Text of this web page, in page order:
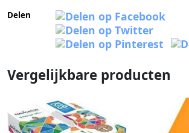
Delen
Vergelijkbare producten